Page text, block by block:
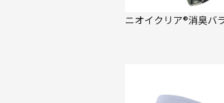
ニオイクリア®消臭バ